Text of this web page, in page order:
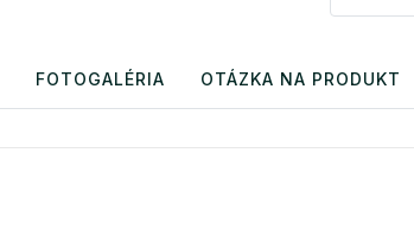
FOTOGALÉRIA OTÁZKA NA PRODUKT